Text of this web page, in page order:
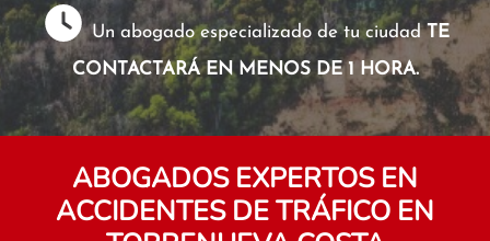
Un abogado especializado de tu ciudadTE
CONTACTARÁ EN MENOS DE 1 HORA.
ABOGADOS EXPERTOS EN
ACCIDENTES DE TRÁFICO EN